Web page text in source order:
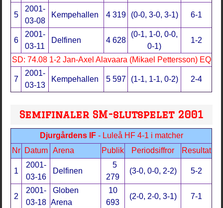
5
2001-
03-08
Kempehallen 4 319 (0-0, 3-0, 3-1) 6-1
6
2001-
03-11
Delfinen 4 628
(0-1, 1-0, 0-0,
0-1)
1-2
SD: 74.08 1-2 Jan-Axel Alavaara (Mikael Pettersson) EQ
7
2001-
03-13
Kempehallen 5 597 (1-1, 1-1, 0-2) 2-4
Semifinaler SM-slutspelet 2001
Djurgårdens IF- Luleå HF 4-1 i matcher
Nr Datum Arena Publik Periodsiffror Resultat
1
2001-
03-16
Delfinen
5
279
(3-0, 0-0, 2-2) 5-2
2
2001-
03-18
Globen
Arena
10
693
(2-0, 2-0, 3-1) 7-1